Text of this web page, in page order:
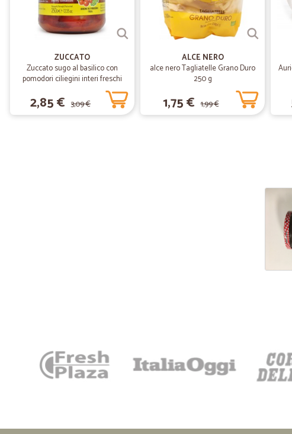
ZUCCATO
Zuccato sugo al basilico con
pomodori ciliegini interi freschi
2,85 € 3,09 €
ALCE NERO
alce nero Tagliatelle Grano Duro
250 g
1,75 € 1,99 €